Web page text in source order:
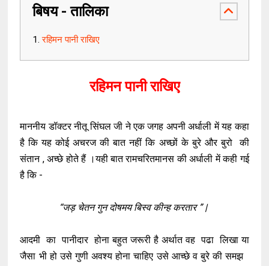
बिषय - तालिका
रहिमन पानी राखिए
रहिमन पानी राखिए
माननीय डॉक्टर नीतू सिंघल जी ने एक जगह अपनी अर्धाली में यह कहा
है कि यह कोई अचरज की बात नहीं कि अच्छों के बुरे और बुरो की
संतान , अच्छे होते हैं ।यही बात रामचरितमानस की अर्धाली में कही गई
है कि -
“जड़ चेतन गुन दोषमय बिस्व कीन्ह करतार ” |
आदमी का पानीदार होना बहुत जरूरी है अर्थात वह पढा लिखा या
जैसा भी हो उसे गुणी अवश्य होना चाहिए उसे आच्छे व बुरे की समझ